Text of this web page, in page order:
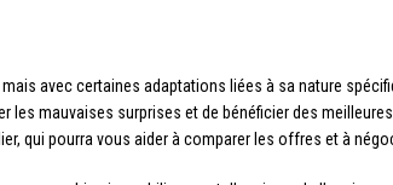
mais avec certaines adaptations liées à sa nature
les mauvaises surprises et de bénéficier des
qui pourra vous aider à comparer les offres et à